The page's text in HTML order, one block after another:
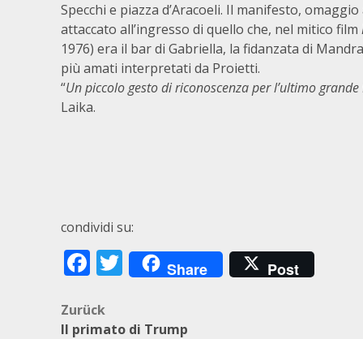
Specchi e piazza d’Aracoeli. Il manifesto,
attaccato all’ingresso di quello che, nel mitico film
1976) era il bar di Gabriella, la fidanzata di
più amati interpretati da Proietti.
“Un piccolo gesto di riconoscenza per l’ultimo grande
Laika.
condividi su:
Facebook
Twitter
Share Post
Beitragsnavigation
Zurück
Il primato di Trump